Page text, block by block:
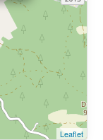
Leaflet